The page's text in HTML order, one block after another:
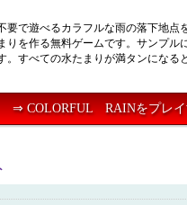
要で遊べるカラフルな雨の落下地点
りを作る無料ゲームです。サンプル
。すべての水たまりが満タンになる
⇒ COLORFUL RAINをプレイ